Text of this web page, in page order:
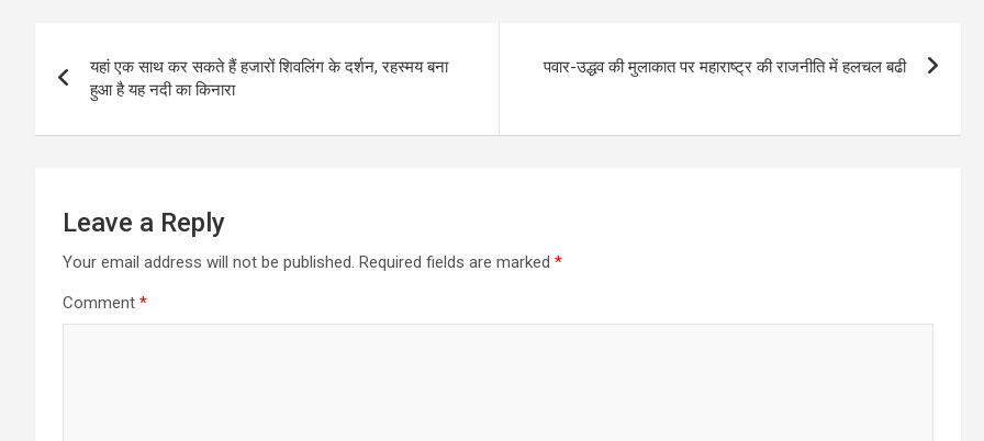
navigation
यहां एक साथ कर सकते हैं हजारों शिवलिंग के दर्शन, रहस्मय बना
हुआ है यह नदी का किनारा
पवार-उद्धव की मुलाकात पर महाराष्ट्र की राजनीति में हलचल बढी
Leave a Reply
Your email address will not be published. Required fields are marked *
Comment *